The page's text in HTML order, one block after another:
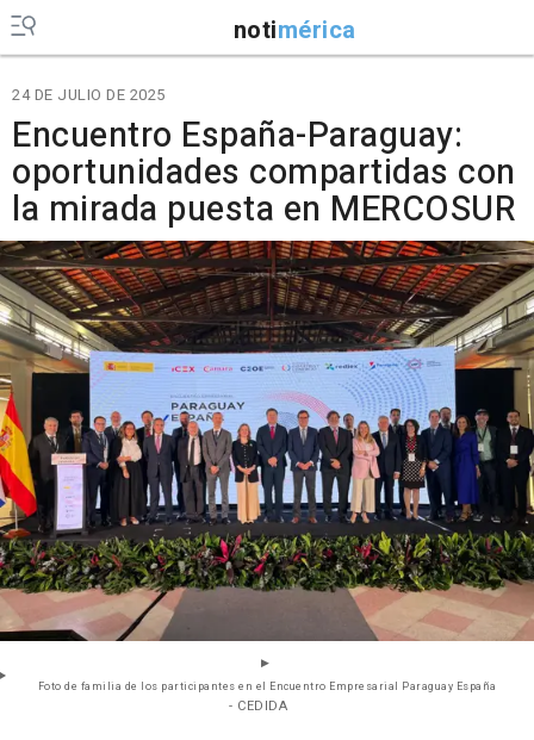
notimérica
24 DE JULIO DE 2025
Encuentro España-Paraguay:
oportunidades compartidas con
la mirada puesta en MERCOSUR
Foto de familia de los participantes en el Encuentro Empresarial Paraguay España
- CEDIDA